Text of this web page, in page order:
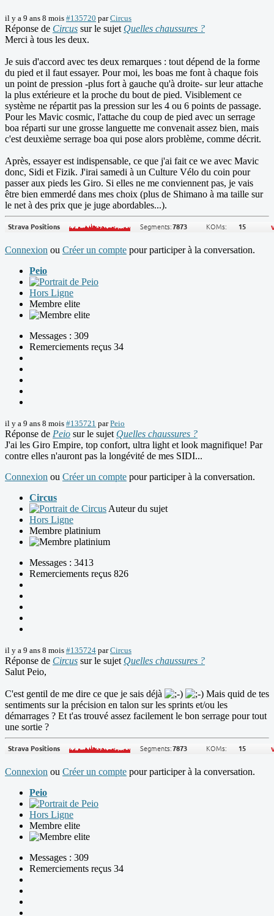
il y a 9 ans 8 mois #135720 parCircus
Réponse de Circus sur le sujet Quelles chaussures ?
Merci à tous les deux.
Je suis d'accord avec tes deux remarques : tout dépend de la forme
du pied et il faut essayer. Pour moi, les boas me font à chaque fois
un point de pression -plus fort à gauche qu'à droite- sur leur attache
la plus extérieure et la proche du bout de pied. Visiblement ce
système ne répartit pas la pression sur les 4 ou 6 points de passage.
Pour les Mavic cosmic, l'attache du coup de pied avec un serrage
boa réparti sur une grosse languette me convenait assez bien, mais
c'est deuxième serrage boa qui pose alors problème, comme décrit.
Après, essayer est indispensable, ce que j'ai fait ce we avec Mavic
donc, Sidi et Fizik. J'irai samedi à un Culture Vélo du coin pour
passer aux pieds les Giro. Si elles ne me conviennent pas, je vais
être bien emmerdé dans mes choix (plus de Shimano à ma taille sur
le net à des prix que je juge abordables...).
Connexion ou Créer un compte pour participer à la conversation.
Peio
Hors Ligne
Membre elite
Messages : 309
Remerciements reçus 34
il y a 9 ans 8 mois #135721 parPeio
Réponse de Peio sur le sujet Quelles chaussures ?
J'ai les Giro Empire, top confort, ultra light et look magnifique! Par
contre elles n'auront pas la longévité de mes SIDI...
Connexion ou Créer un compte pour participer à la conversation.
Circus
Auteur du sujet
Hors Ligne
Membre platinium
Messages : 3413
Remerciements reçus 826
il y a 9 ans 8 mois #135724 parCircus
Réponse de Circus sur le sujet Quelles chaussures ?
Salut Peio,
C'est gentil de me dire ce que je sais déjà
Mais quid de tes
sentiments sur la précision en talon sur les sprints et/ou les
démarrages ? Et t'as trouvé assez facilement le bon serrage pour tout
une sortie ?
Connexion ou Créer un compte pour participer à la conversation.
Peio
Hors Ligne
Membre elite
Messages : 309
Remerciements reçus 34